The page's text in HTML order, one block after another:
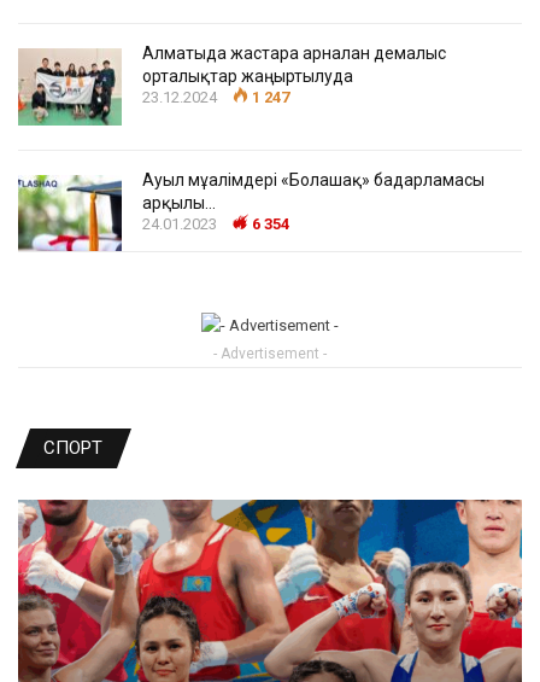
Алматыда жастарға арналған демалыс
орталықтар жаңғыртылуда
23.12.2024 1 247
Ауыл мұғалімдері «Болашақ» бағдарламасы
арқылы…
24.01.2023 6 354
- Advertisement -
СПОРТ